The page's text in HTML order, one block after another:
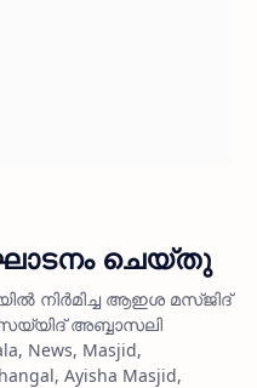
ചെയ്തു
നിര്‍മിച്ച ആഇശ മസ്ജിദ്
അബ്ബാസലി
News, Masjid,
Ayisha Masjid,